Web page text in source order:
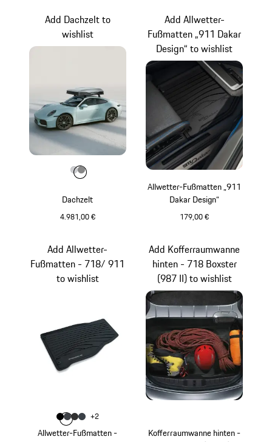
Dachzelt
4.981,00 €
Add Dachzelt to
wishlist
Farbe
FarbeFarbe
Allwetter-Fußmatten „911
Dakar Design“
179,00 €
Add Allwetter-
Fußmatten „911 Dakar
Design“ to wishlist
Allwetter-Fußmatten -
Add Allwetter-
Fußmatten - 718/ 911
to wishlist
Farbe
Farbeschwarz
Farbe schiefergrau
Farbeachatgrau
Farbe
+2
Kofferraumwanne hinten -
Add Kofferraumwanne
hinten - 718 Boxster
(987 II) to wishlist